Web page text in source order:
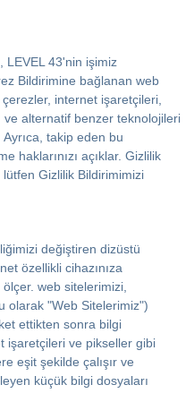
LEVEL 43'nin işimiz
Bildirimine bağlanan web
internet işaretçileri,
ve alternatif benzer teknolojileri
Ayrıca, takip eden bu
haklarınızı açıklar. Gizlilik
lütfen Gizlilik Bildirimimizi
değiştiren dizüstü
özellikli cihazınıza
web sitelerimizi,
olarak "Web Sitelerimiz")
ettikten sonra bilgi
işaretçileri ve pikseller gibi
eşit şekilde çalışır ve
küçük bilgi dosyaları